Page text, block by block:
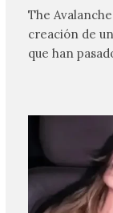
The
creación de
que han